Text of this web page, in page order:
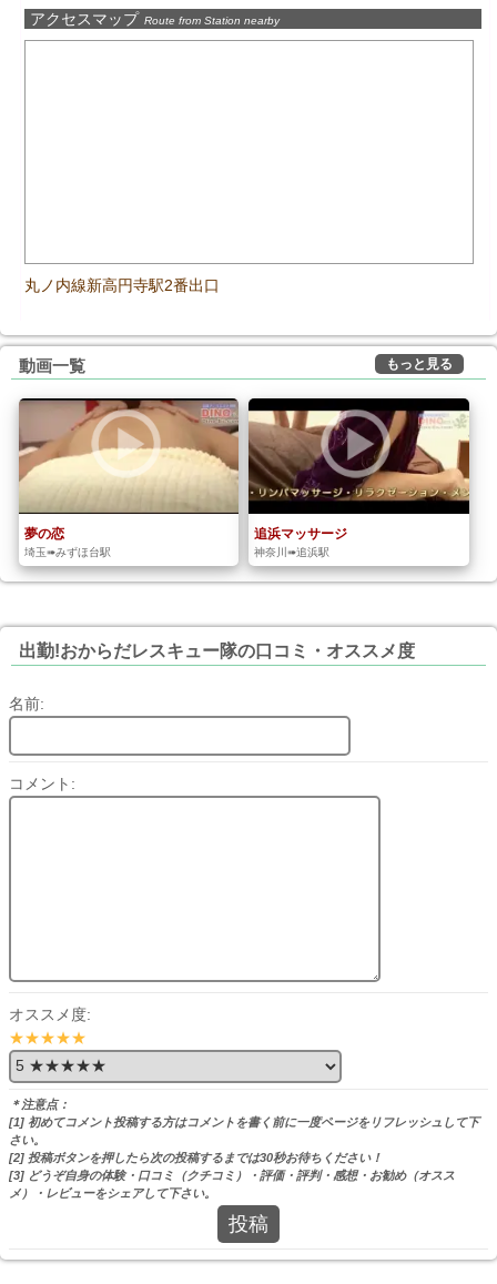
アクセスマップ Route from Station nearby
丸ノ内線新高円寺駅2番出口
動画一覧 もっと見る
夢の恋
埼玉➠みずほ台駅
追浜マッサージ
神奈川➠追浜駅
出勤!おからだレスキュー隊の口コミ・オススメ度
名前:
コメント:
オススメ度:
★★★★★
＊注意点：
[1] 初めてコメント投稿する方はコメントを書く前に一度ページをリフレッシュして下
さい。
[2] 投稿ボタンを押したら次の投稿するまでは30秒お待ちください！
[3] どうぞ自身の体験・口コミ（クチコミ）・評価・評判・感想・お勧め（オスス
メ）・レビューをシェアして下さい。
投稿